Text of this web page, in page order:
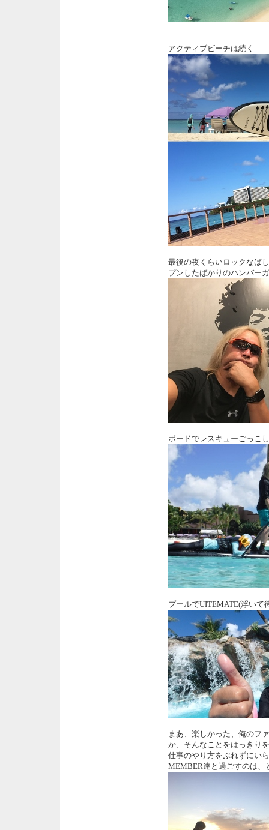
アクティブビーチは続く
最後の夜くらいロックな
プンしたばかりのハンバー
ボードでレスキューごっこ
プールでUITEMATE(浮いて
まあ、楽しかった、俺のフ
か、そんなことをはっき
仕事のやり方をぶれずにい
MEMBER達と過ごすのは、